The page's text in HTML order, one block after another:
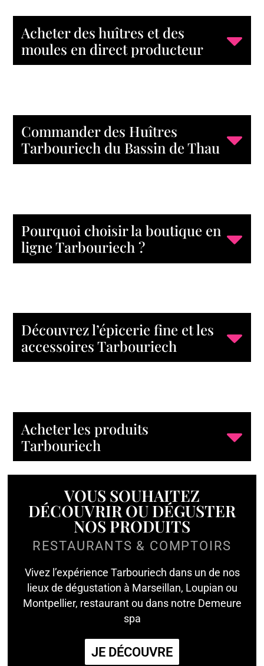
Acheter des huîtres et des
moules en direct producteur
Commander des Huîtres
Tarbouriech du Bassin de Thau
Pourquoi choisir la boutique en
ligne Tarbouriech ?
Découvrez l’épicerie fine et les
accessoires Tarbouriech
Acheter les produits
Tarbouriech
VOUS SOUHAITEZ
DÉCOUVRIR OU DÉGUSTER
NOS PRODUITS
RESTAURANTS & COMPTOIRS
Vivez l’expérience Tarbouriech dans un de nos
lieux de dégustation à Marseillan, Loupian ou
Montpellier, restaurant ou dans notre Demeure
spa
JE DÉCOUVRE